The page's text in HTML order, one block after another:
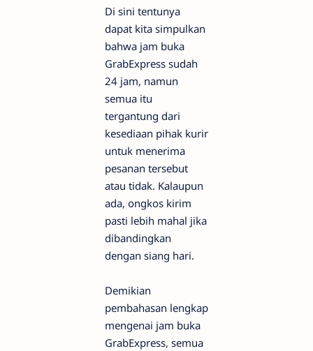
Di sini tentunya
dapat kita simpulkan
bahwa jam buka
GrabExpress sudah
24 jam, namun
semua itu
tergantung dari
kesediaan pihak kurir
untuk menerima
pesanan tersebut
atau tidak. Kalaupun
ada, ongkos kirim
pasti lebih mahal jika
dibandingkan
dengan siang hari.
Demikian
pembahasan lengkap
mengenai jam buka
GrabExpress, semua